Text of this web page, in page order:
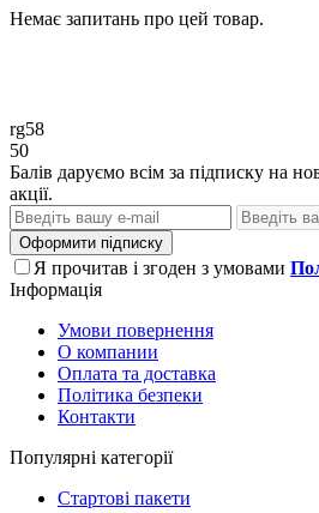
Немає запитань про цей товар.
rg58
50
Балів даруємо всім за підписку на
акції.
Оформити підписку
Я прочитав і згоден з умовами
Інформація
Умови повернення
О компании
Оплата та доставка
Політика безпеки
Контакти
Популярні категорії
Стартові пакети